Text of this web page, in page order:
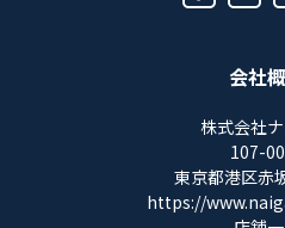
会社
株式会社
107-
東京都港区赤
https://